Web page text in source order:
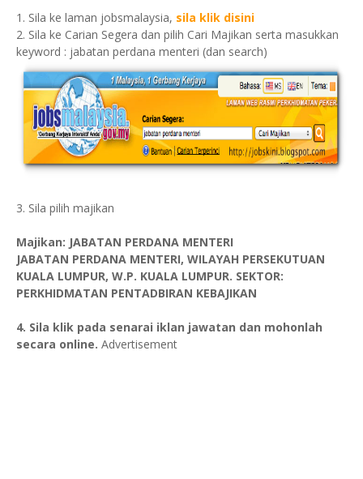
1. Sila ke laman jobsmalaysia, sila klik disini
2. Sila ke Carian Segera dan pilih Cari Majikan serta masukkan
keyword : jabatan perdana menteri (dan search)
3. Sila pilih majikan
Majikan: JABATAN PERDANA MENTERI
JABATAN PERDANA MENTERI, WILAYAH PERSEKUTUAN
KUALA LUMPUR, W.P. KUALA LUMPUR. SEKTOR:
PERKHIDMATAN PENTADBIRAN KEBAJIKAN
4. Sila klik pada senarai iklan jawatan dan mohonlah
secara online. Advertisement